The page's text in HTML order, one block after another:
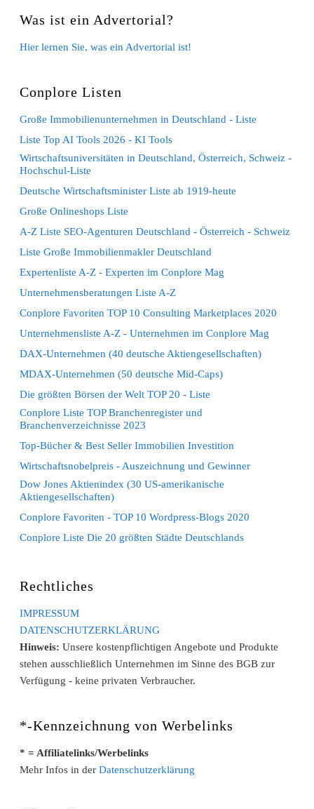
Was ist ein Advertorial?
Hier lernen Sie, was ein Advertorial ist!
Conplore Listen
Große Immobilienunternehmen in Deutschland - Liste
Liste Top AI Tools 2026 - KI Tools
Wirtschaftsuniversitäten in Deutschland, Österreich, Schweiz -
Hochschul-Liste
Deutsche Wirtschaftsminister Liste ab 1919-heute
Große Onlineshops Liste
A-Z Liste SEO-Agenturen Deutschland - Österreich - Schweiz
Liste Große Immobilienmakler Deutschland
Expertenliste A-Z - Experten im Conplore Mag
Unternehmensberatungen Liste A-Z
Conplore Favoriten TOP 10 Consulting Marketplaces 2020
Unternehmensliste A-Z - Unternehmen im Conplore Mag
DAX-Unternehmen (40 deutsche Aktiengesellschaften)
MDAX-Unternehmen (50 deutsche Mid-Caps)
Die größten Börsen der Welt TOP 20 - Liste
Conplore Liste TOP Branchenregister und
Branchenverzeichnisse 2023
Top-Bücher & Best Seller Immobilien Investition
Wirtschaftsnobelpreis - Auszeichnung und Gewinner
Dow Jones Aktienindex (30 US-amerikanische
Aktiengesellschaften)
Conplore Favoriten - TOP 10 Wordpress-Blogs 2020
Conplore Liste Die 20 größten Städte Deutschlands
Rechtliches
IMPRESSUM
DATENSCHUTZERKLÄRUNG
Hinweis: Unsere kostenpflichtigen Angebote und Produkte
stehen ausschließlich Unternehmen im Sinne des BGB zur
Verfügung - keine privaten Verbraucher.
*-Kennzeichnung von Werbelinks
* = Affiliatelinks/Werbelinks
Mehr Infos in derDatenschutzerklärung